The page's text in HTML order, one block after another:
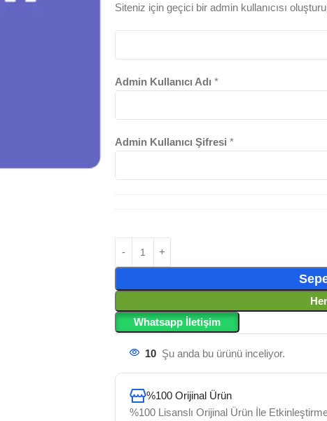
Siteniz için geçici bir admin kullanıcısı
Admin Kullanıcı Adı *
Admin Kullanıcı Şifresi *
Whatsapp İletişim
10 Şu anda bu ürünü inceliyor.
%100 Orijinal Ürün
%100 Lisanslı Orijinal Ürün İle